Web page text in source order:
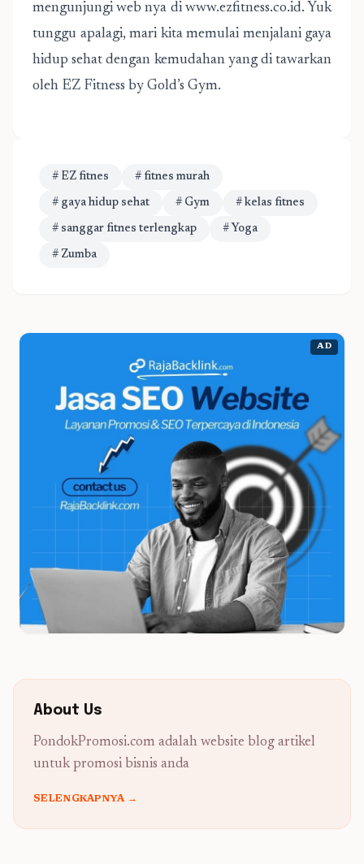
mengunjungi web nya di www.ezfitness.co.id. Yuk
tunggu apalagi, mari kita memulai menjalani gaya
hidup sehat dengan kemudahan yang di tawarkan
oleh EZ Fitness by Gold’s Gym.
# EZ fitnes # fitnes murah
# gaya hidup sehat # Gym # kelas fitnes
# sanggar fitnes terlengkap # Yoga
# Zumba
AD
About Us
PondokPromosi.com adalah website blog artikel
untuk promosi bisnis anda
SELENGKAPNYA →